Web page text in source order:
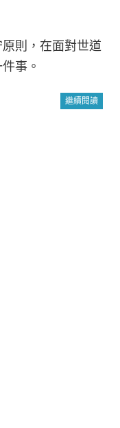
則，在面對世道
事。
繼續閱讀